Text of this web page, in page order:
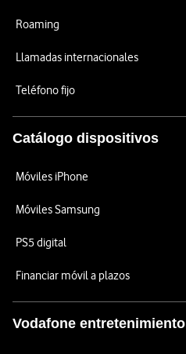
Roaming
Llamadas internacionales
Teléfono fijo
Catálogo dispositivos
Móviles iPhone
Móviles Samsung
PS5 digital
Financiar móvil a plazos
Vodafone entretenimiento